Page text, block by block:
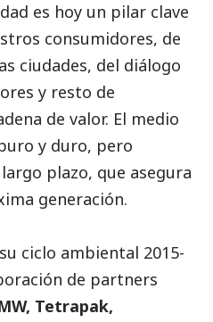
es hoy un pilar clave
consumidores, de
ciudades, del diálogo
y resto de
de valor. El medio
y duro, pero
plazo, que asegura
generación.
ciclo ambiental 2015-
de partners
Tetrapak,